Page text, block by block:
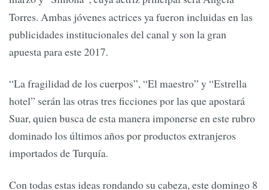
Torres. Ambas jóvenes actrices ya fueron incluidas en las
publicidades institucionales del canal y son la gran
apuesta para este 2017.
“La fragilidad de los cuerpos”, “El maestro” y “Estrella
hotel” serán las otras tres ficciones por las que apostará
Suar, quien busca de esta manera imponerse en este rubro
dominado los últimos años por productos extranjeros
importados de Turquía.
Con todas estas ideas rondando su cabeza, este domingo 8